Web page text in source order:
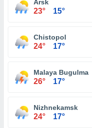
Arsk
23° 15°
Chistopol
24° 17°
Malaya Bugulma
26° 17°
Nizhnekamsk
24° 17°